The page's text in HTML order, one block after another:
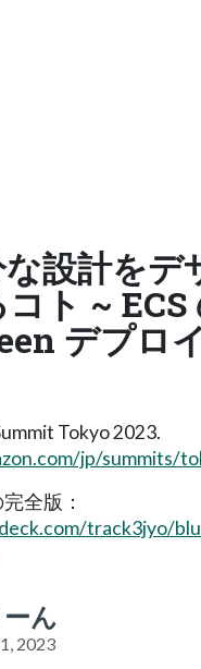
設計をデ
ト ~ ECS
デプロ
Tokyo 2023.
jp/summits/
全版：
track3jyo/
ん
2023